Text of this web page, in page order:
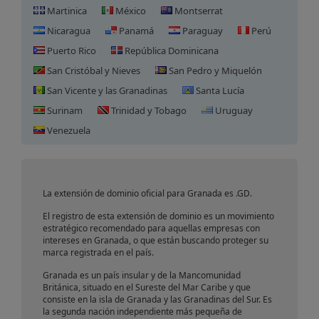
Martinica México
Montserrat
Nicaragua
Panamá Paraguay
Perú
Puerto Rico
República Dominicana
San Cristóbal y Nieves
San Pedro y Miquelón
San Vicente y las Granadinas
Santa Lucía
Surinam
Trinidad y Tobago
Uruguay
Venezuela
Registro de Dominio en
Granada
La extensión de dominio oficial para Granada es .GD.
El registro de esta extensión de dominio es un movimiento
estratégico recomendado para aquellas empresas con
intereses en Granada, o que están buscando proteger su
marca registrada en el país.
Granada es un país insular y de la Mancomunidad
Británica, situado en el Sureste del Mar Caribe y que
consiste en la isla de Granada y las Granadinas del Sur. Es
la segunda nación independiente más pequeña de